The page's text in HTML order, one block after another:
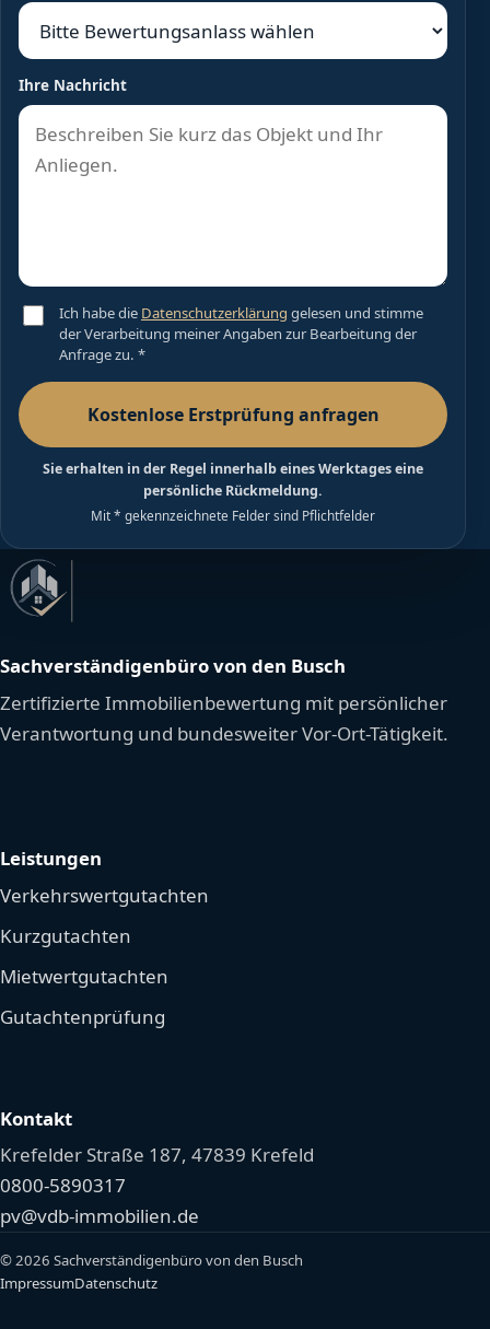
Ihre Nachricht
Ich habe die Datenschutzerklärung gelesen und stimme
der Verarbeitung meiner Angaben zur Bearbeitung der
Anfrage zu. *
Kostenlose Erstprüfung anfragen
Sie erhalten in der Regel innerhalb eines Werktages eine
persönliche Rückmeldung.
Mit * gekennzeichnete Felder sind Pflichtfelder
Sachverständigenbüro von den Busch
Zertifizierte Immobilienbewertung mit persönlicher
Verantwortung und bundesweiter Vor-Ort-Tätigkeit.
Leistungen
Verkehrswertgutachten
Kurzgutachten
Mietwertgutachten
Gutachtenprüfung
Kontakt
Krefelder Straße 187, 47839 Krefeld
0800-5890317
pv@vdb-immobilien.de
© 2026 Sachverständigenbüro von den Busch
ImpressumDatenschutz